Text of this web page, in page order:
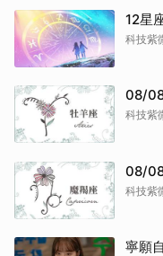
12星
科技紫
08/
科技紫
08/
科技紫
寧願